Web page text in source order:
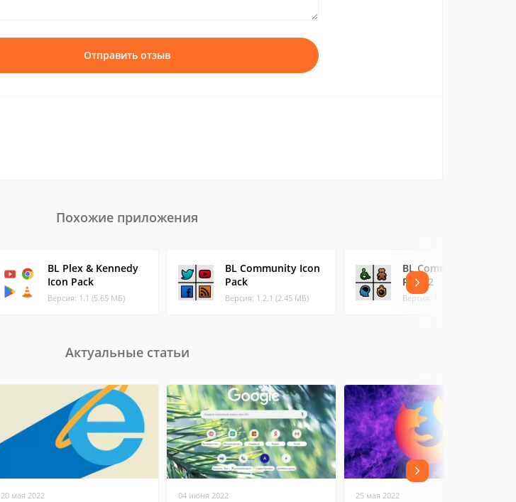
Отправить отзыв
Похожие приложения
BL Plex & Kennedy
Icon Pack
Версия: 1.1 (5.65 МБ)
BL Community Icon
Pack
Версия: 1.2.1 (2.45 МБ)
BL Community Icon
Pack 2
Версия: 1.2.1 (1.76 МБ)
Актуальные статьи
20 мая 2022 04 июня 2022 25 мая 2022